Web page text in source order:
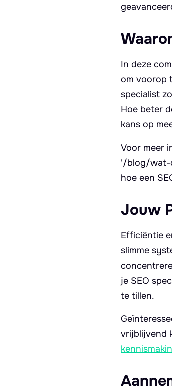
In deze
om voorop
specialist
Hoe beter
kans op
Voor meer
'/blog/wat-
hoe een
Jouw
Efficiëntie
slimme
je SEO
te tillen.
vrijblijvend